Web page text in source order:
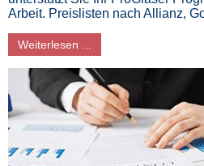
Arbeit. Preislisten nach Allianz,
Weiterlesen ...